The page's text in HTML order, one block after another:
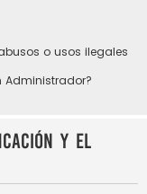
o usos ilegales
Administrador?
y el